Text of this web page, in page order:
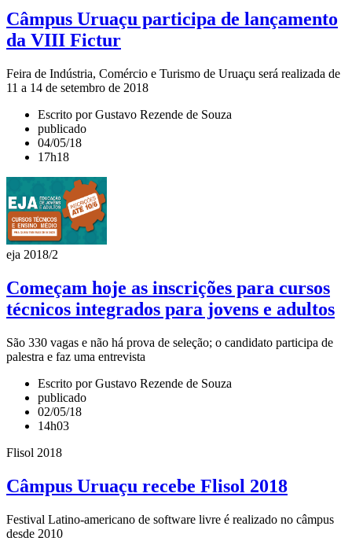
Câmpus Uruaçu participa de lançamento
da VIII Fictur
Feira de Indústria, Comércio e Turismo de Uruaçu será realizada de
11 a 14 de setembro de 2018
Escrito por Gustavo Rezende de Souza
publicado
04/05/18
17h18
eja 2018/2
Começam hoje as inscrições para cursos
técnicos integrados para jovens e adultos
São 330 vagas e não há prova de seleção; o candidato participa de
palestra e faz uma entrevista
Escrito por Gustavo Rezende de Souza
publicado
02/05/18
14h03
Flisol 2018
Câmpus Uruaçu recebe Flisol 2018
Festival Latino-americano de software livre é realizado no câmpus
desde 2010